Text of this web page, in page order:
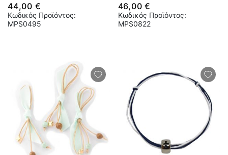
44,00 €
Κωδικός Προϊόντος:
MPS0495
46,00 €
Κωδικός Προϊόντος:
MPS0822